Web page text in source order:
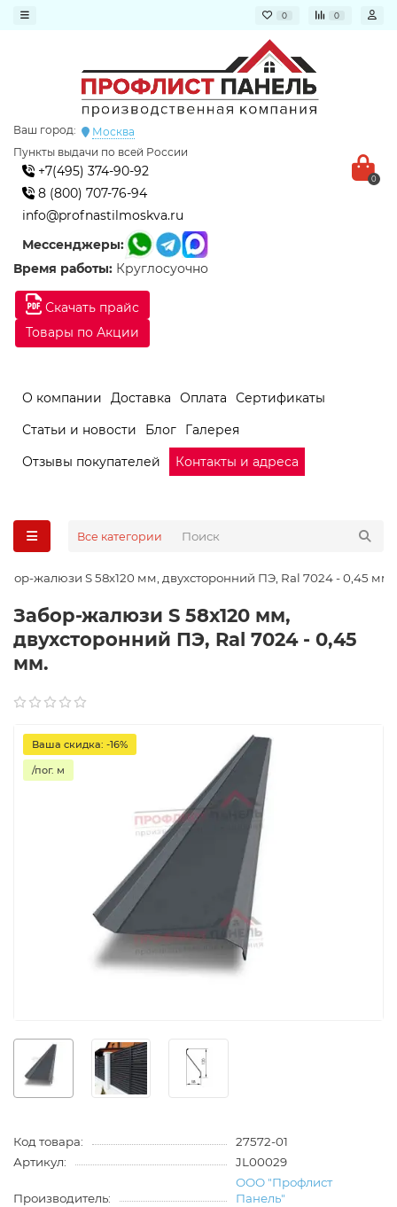
0 0
Скачать прайс
Товары по Акции
Ваш город:
Москва
Пункты выдачи по всей России
+7(495) 374-90-92
8 (800) 707-76-94
info@profnastilmoskva.ru
Мессенджеры:
Время работы: Круглосуочно
0
О компании Доставка Оплата
Сертификаты
Статьи и новости
Блог
Галерея
Отзывы покупателей
Контакты и адреса
Все категории
жалюзи S 58х120 мм, двухсторонний ПЭ, Ral 7024 - 0,45 мм.
Забор-жалюзи S 58х120 мм,
двухсторонний ПЭ, Ral 7024 - 0,45
мм.
Ваша скидка: -16%
/пог. м
Код товара:
27572-01
Артикул:
JL00029
Производитель:
ООО "Профлист
Панель"